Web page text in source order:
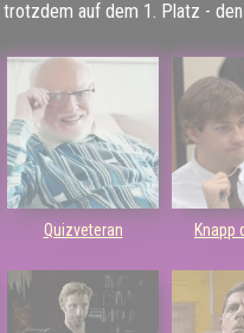
auf dem 1. Platz -
Quizveteran Knapp